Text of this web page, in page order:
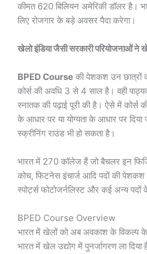
कीमत 620 बिलियन अमेरिकी डॉलर है।
लिए रोजगार के बड़े अवसर पैदा करेगा।
खेलो इंडिया जैसी सरकारी परियोजनाओं ने
BPED Course की पेशकश उन छात्रों
कोर्स की अवधि 3 से 4 साल है। वही
स्नातक की पढ़ाई पूरी की है। ऐसे में कोर्स
के आधार पर या योग्यता के आधार पर
स्क्रीनिंग राउंड भी हो सकता है।
भारत में 270 कॉलेज हैं जो बैचलर इन
कोच, फिटनेस इंचार्ज आदि पदों की पेशकश
स्पोर्ट्स फोटोजर्नलिस्ट और कई अन्य
BPED Course Overview
भारत में खेलों को अब अवकाश के विकल्प के
भारत में खेल उद्योग में पुनर्जागरण ला